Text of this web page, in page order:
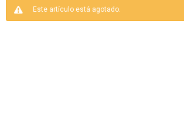
Este artículo está agotado.